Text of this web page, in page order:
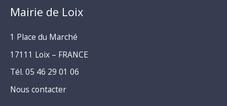
Mairie de Loix
1 Place du Marché
17111 Loix – FRANCE
Tél. 05 46 29 01 06
Nous contacter